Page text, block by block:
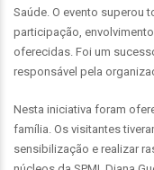
Saúde. O evento superou
participação,
oferecidas. Foi um
responsável pela
Nesta iniciativa foram
família. Os visitantes
sensibilização e realizar